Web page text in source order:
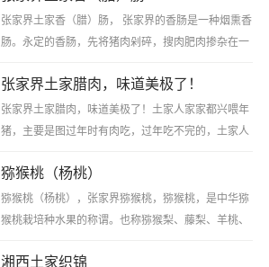
张家界土家香（腊）肠， 张家界的香肠是一种烟熏香
肠。永定的香肠，先将猪肉剁碎，搜肉肥肉掺杂在一
搅拌，然后灌入猪肠中烟薰15天以上，把里面的···
张家界土家腊肉，味道美极了！
张家界土家腊肉，味道美极了！土家人家家都兴喂年
猪，主要是图过年时有肉吃，过年吃不完的，土家人
看，把腊肉放在锅里烹煮，香飘十里，勾人食欲···
猕猴桃（杨桃）
猕猴桃（杨桃），张家界猕猴桃，猕猴桃，是中华猕
猴桃栽培种水果的称谓。也称猕猴梨、藤梨、羊桃、
圆形的。深褐色并带毛的表皮一般不食用，而其···
湘西土家织锦